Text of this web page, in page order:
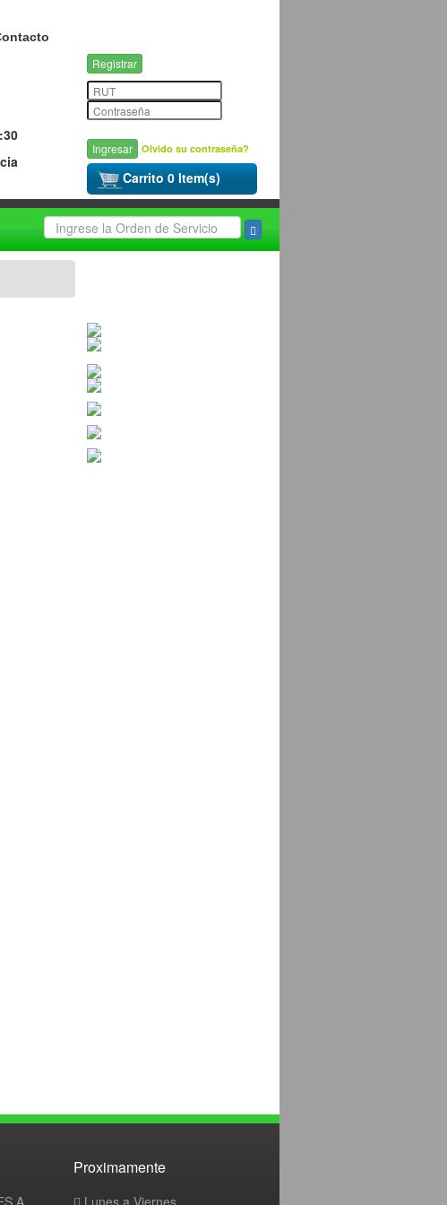
Registrar
Olvido su contraseña?
Carrito 0 Item(s)
A
Proximamente
Lunes a Viernes